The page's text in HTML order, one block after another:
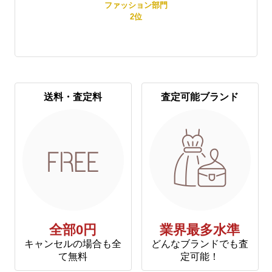
ファッション部門
2位
送料・査定料
全部0円
キャンセルの場合も全
て無料
査定可能ブランド
業界最多水準
どんなブランドでも査
定可能！